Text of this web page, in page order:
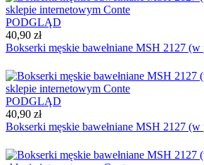
PODGLĄD
40,90 zł
Bokserki męskie bawełniane MSH 2127 (w
PODGLĄD
40,90 zł
Bokserki męskie bawełniane MSH 2127 (w